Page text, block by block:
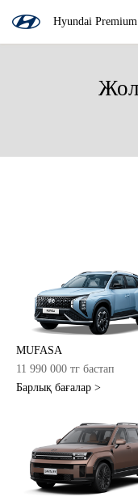
Hyundai
Жол
MUFASA
11 990 000 тг бастап
Барлық бағалар >